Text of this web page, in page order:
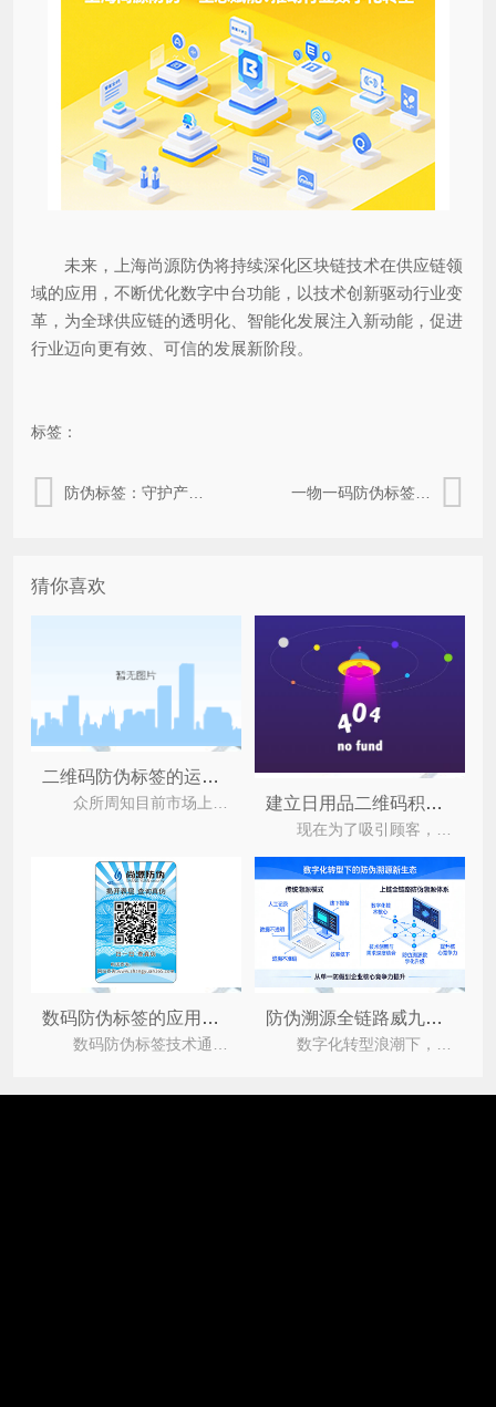
未来，上海尚源防伪将持续深化区块链技术在供应链领
域的应用，不断优化数字中台功能，以技术创新驱动行业变
革，为全球供应链的透明化、智能化发展注入新动能，促进
行业迈向更有效、可信的发展新阶段。
标签：
防伪标签：守护产品全生命周期的坚固防线 一物一码防伪标签：重塑品牌信任与供应链管理新范式
猜你喜欢
二维码防伪标签的运用具有什么价值特性？
众所周知目前市场上有着不少的假冒伪劣产品，不仅严重的损害了企业与消费者之间的合法权益，还导 建立日用品二维码积分系统有哪些优势？
现在为了吸引顾客，增加产品的销量，企业纷纷运用营销手段，积分就是刺激消费者消费的一种手段，日用
数码防伪标签的应用有什么好处？ 防伪溯源全链路威九国际免费进入的解决方案赋能企业发展